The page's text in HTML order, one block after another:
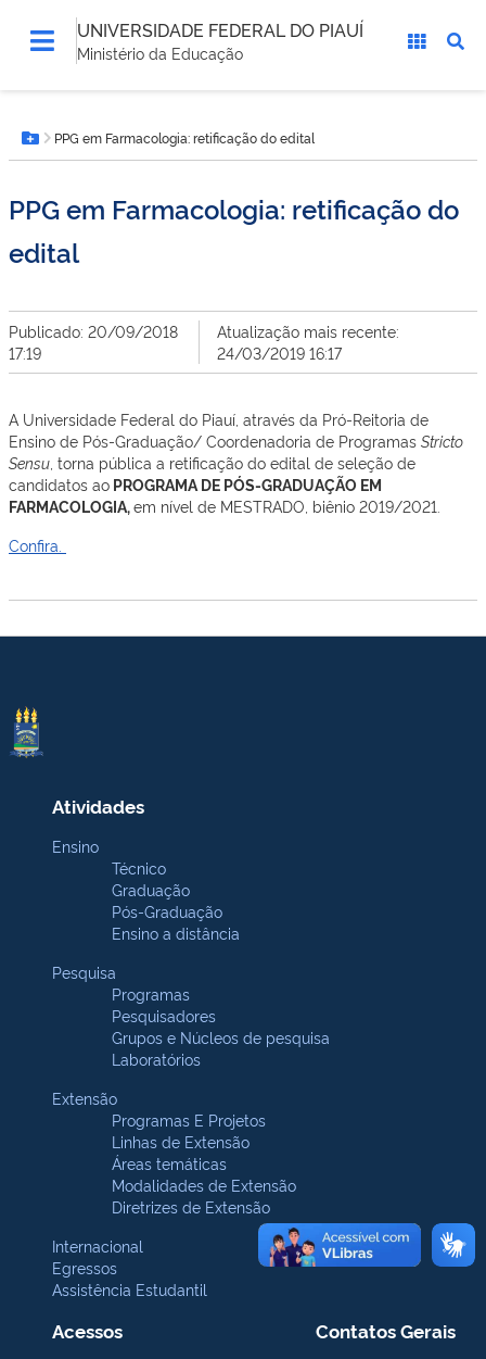
UNIVERSIDADE FEDERAL DO PIAUÍ
Ministério da Educação
está
aqui:Botão Menu
PPG em Farmacologia: retificação do edital
PPG em Farmacologia: retificação do
edital
Publicado: 20/09/2018
17:19
Atualização mais recente:
24/03/2019 16:17
A Universidade Federal do Piauí, através da Pró-Reitoria de
Ensino de Pós-Graduação/ Coordenadoria de Programas Stricto
Sensu , torna pública a retificação do edital de seleção de
candidatos ao PROGRAMA DE PÓS-GRADUAÇÃO EM
FARMACOLOGIA,em nível de MESTRADO, biênio 2019/2021.
Confira.
Atividades
Ensino
Técnico
Graduação
Pós-Graduação
Ensino a distância
Pesquisa
Programas
Pesquisadores
Grupos e Núcleos de pesquisa
Laboratórios
Extensão
Programas E Projetos
Linhas de Extensão
Áreas temáticas
Modalidades de Extensão
Diretrizes de Extensão
Internacional
Egressos
Assistência Estudantil
Acessos Contatos Gerais